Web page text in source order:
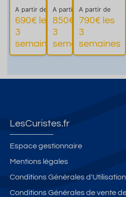
de
Balar
uc-
les-
A partir de
690€ les
3
semaines
d'informations
ns
A partir de
850€ les
3
semaines
parking
privative,
ascense
ur, wifi
A partir de
790€ les
3
semaines
LesCuristes.fr
Espace gestionnaire
Mentions légales
Conditions Générales d'Utilisation
Conditions Générales de vente